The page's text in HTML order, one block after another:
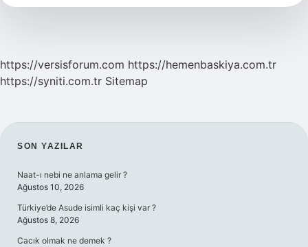
Sürede
https://versisforum.com https://hemenbaskiya.com.tr
https://syniti.com.tr Sitemap
SIDEBAR
SON YAZILAR
Naat-ı nebi ne anlama gelir ?
Ağustos 10, 2026
Türkiye’de Asude isimli kaç kişi var ?
Ağustos 8, 2026
Cacık olmak ne demek ?